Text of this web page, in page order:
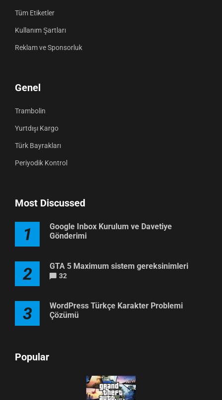
Tüm Etiketler
Kullanım Şartları
Reklam ve Sponsorluk
Genel
Trambolin
Yurtdışı Kargo
Türk Bayrakları
Periyodik Kontrol
Most Discussed
1
Google Inbox Kurulum ve Davetiye
Gönderimi
2 GTA 5 Maximum sistem gereksinimleri
32
3
WordPress Türkçe Karakter Problemi
Çözümü
Popular